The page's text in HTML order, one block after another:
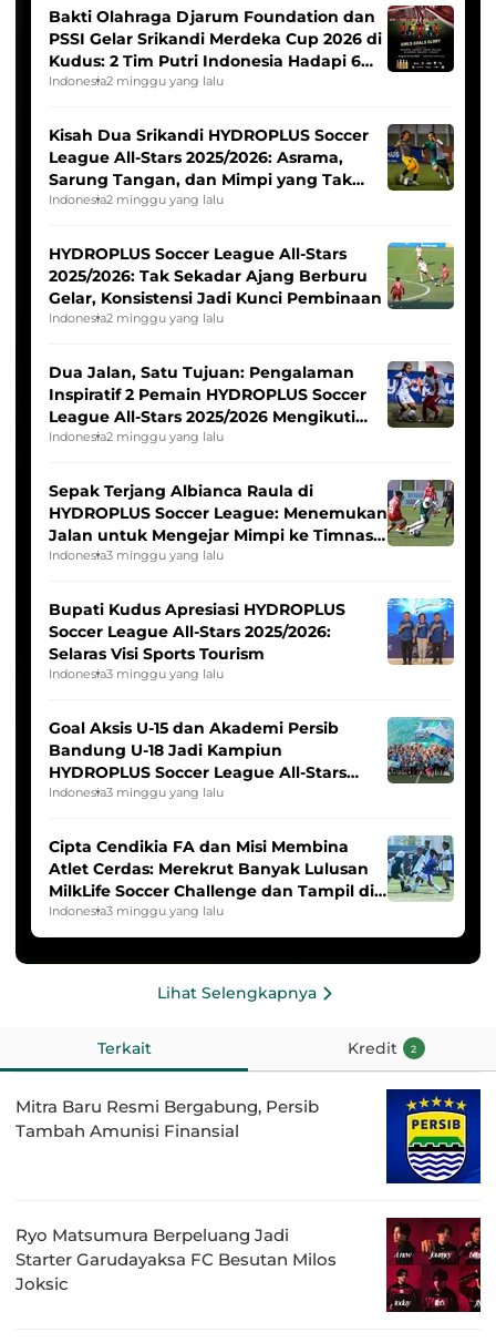
Bakti Olahraga Djarum Foundation dan
PSSI Gelar Srikandi Merdeka Cup 2026 di
Kudus: 2 Tim Putri Indonesia Hadapi 6
Tim Asia
Indonesia2 minggu yang lalu
Kisah Dua Srikandi HYDROPLUS Soccer
League All-Stars 2025/2026: Asrama,
Sarung Tangan, dan Mimpi yang Tak
Pernah Padam
Indonesia2 minggu yang lalu
HYDROPLUS Soccer League All-Stars
2025/2026: Tak Sekadar Ajang Berburu
Gelar, Konsistensi Jadi Kunci Pembinaan
Indonesia2 minggu yang lalu
Dua Jalan, Satu Tujuan: Pengalaman
Inspiratif 2 Pemain HYDROPLUS Soccer
League All-Stars 2025/2026 Mengikuti
Seleksi Timnas Indonesia Putri
Indonesia2 minggu yang lalu
Sepak Terjang Albianca Raula di
HYDROPLUS Soccer League: Menemukan
Jalan untuk Mengejar Mimpi ke Timnas
Indonesia Putri
Indonesia3 minggu yang lalu
Bupati Kudus Apresiasi HYDROPLUS
Soccer League All-Stars 2025/2026:
Selaras Visi Sports Tourism
Indonesia3 minggu yang lalu
Goal Aksis U-15 dan Akademi Persib
Bandung U-18 Jadi Kampiun
HYDROPLUS Soccer League All-Stars
2025/2026
Indonesia3 minggu yang lalu
Cipta Cendikia FA dan Misi Membina
Atlet Cerdas: Merekrut Banyak Lulusan
MilkLife Soccer Challenge dan Tampil di
HYDROPLUS Soccer League
Indonesia3 minggu yang lalu
Lihat Selengkapnya
Terkait Kredit 2
Mitra Baru Resmi Bergabung, Persib
Tambah Amunisi Finansial
Ryo Matsumura Berpeluang Jadi
Starter Garudayaksa FC Besutan Milos
Joksic